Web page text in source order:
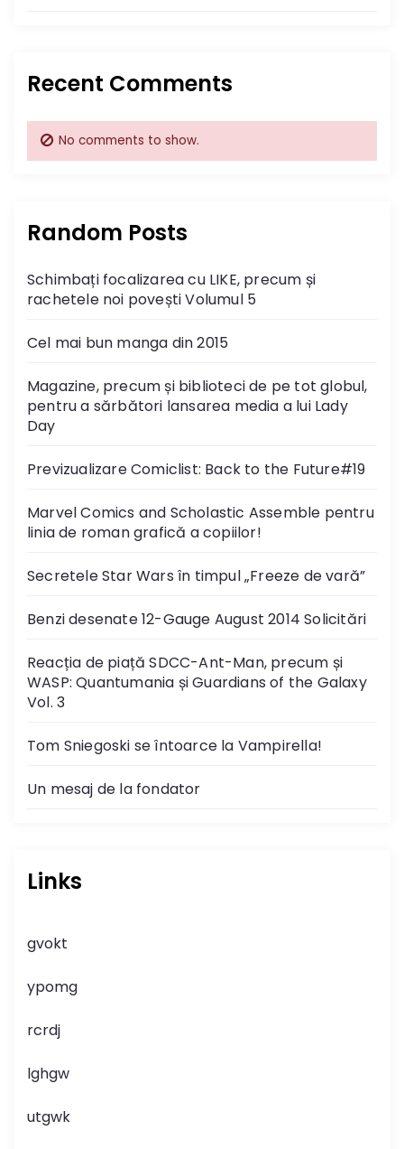
Recent Comments
No comments to show.
Random Posts
Schimbați focalizarea cu LIKE, precum și
rachetele noi povești Volumul 5
Cel mai bun manga din 2015
Magazine, precum și biblioteci de pe tot globul,
pentru a sărbători lansarea media a lui Lady
Day
Previzualizare Comiclist: Back to the Future#19
Marvel Comics and Scholastic Assemble pentru
linia de roman grafică a copiilor!
Secretele Star Wars în timpul „Freeze de vară”
Benzi desenate 12-Gauge August 2014 Solicitări
Reacția de piață SDCC-Ant-Man, precum și
WASP: Quantumania și Guardians of the Galaxy
Vol. 3
Tom Sniegoski se întoarce la Vampirella!
Un mesaj de la fondator
Links
gvokt
ypomg
rcrdj
lghgw
utgwk